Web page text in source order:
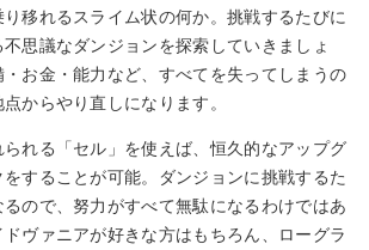
移れるスライム状の何か。挑戦するたびに
思議なダンジョンを探索していきましょ
お金・能力など、すべてを失ってしまうの
からやり直しになります。
れる「セル」を使えば、恒久的なアップグ
することが可能。ダンジョンに挑戦するた
ので、努力がすべて無駄になるわけではあ
ヴァニアが好きな方はもちろん、ローグラ